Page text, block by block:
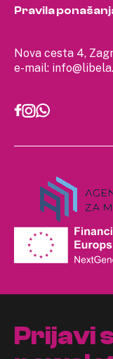
Nova cesta 4,
e-mail:
Pravila
Prijavi